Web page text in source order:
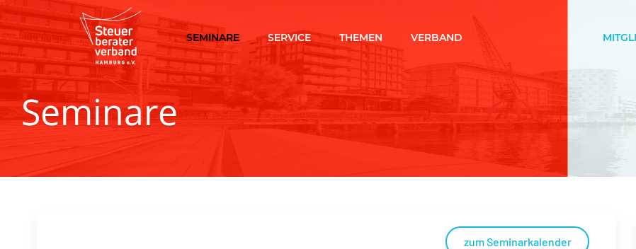
SEMINARE SERVICE THEMEN VERBAND
Seminare
zum Seminarkalender